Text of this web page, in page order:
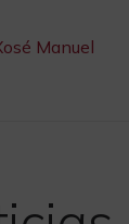
Manuel